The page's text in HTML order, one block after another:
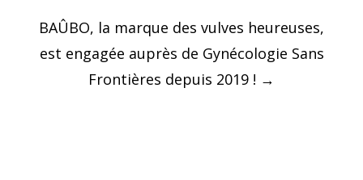
Post
navigation
BAÛBO, la marque des vulves heureuses,
est engagée auprès de Gynécologie Sans
Frontières depuis 2019 ! →